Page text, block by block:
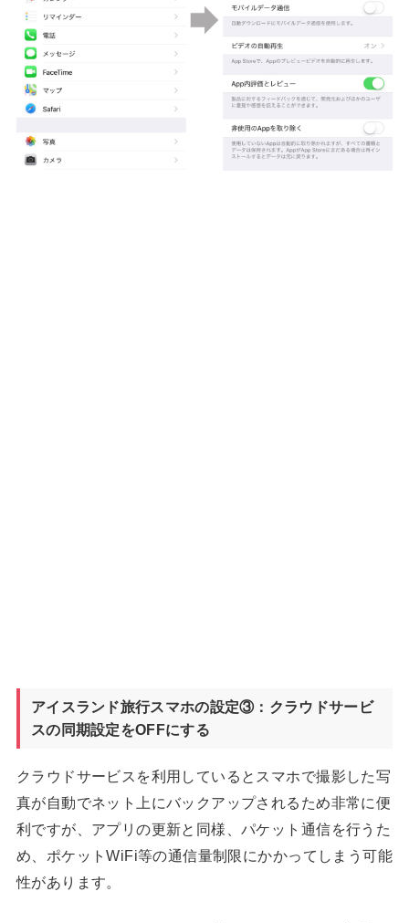
アイスランド旅行スマホの設定③：クラウドサービ
スの同期設定をOFFにする
クラウドサービスを利用しているとスマホで撮影した写
真が自動でネット上にバックアップされるため非常に便
利ですが、アプリの更新と同様、パケット通信を行うた
め、ポケットWiFi等の通信量制限にかかってしまう可能
性があります。